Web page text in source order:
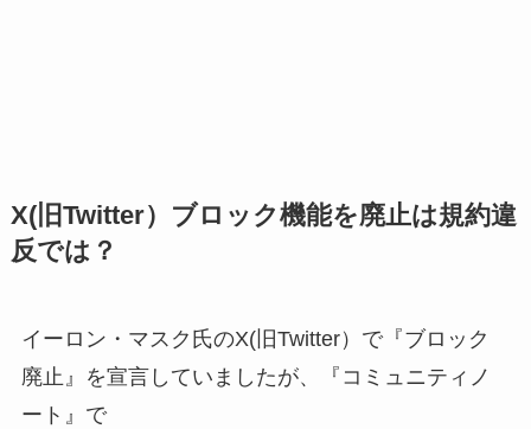
X(旧Twitter）ブロック機能を廃止は規約違
反では？
イーロン・マスク氏のX(旧Twitter）で『ブロック
廃止』を宣言していましたが、『コミュニティノ
ート』で